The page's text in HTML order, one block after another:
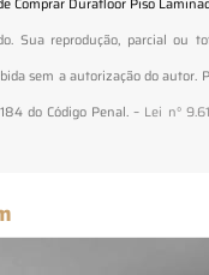
Sua reprodução, parcial ou
sem a autorização do autor.
do Código Penal. – Lei n°